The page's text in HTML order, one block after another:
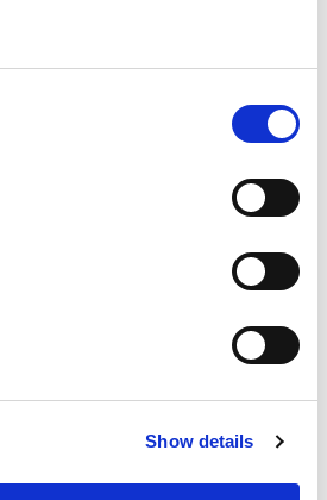
Show details
Entree account?
een gratis
te maken.